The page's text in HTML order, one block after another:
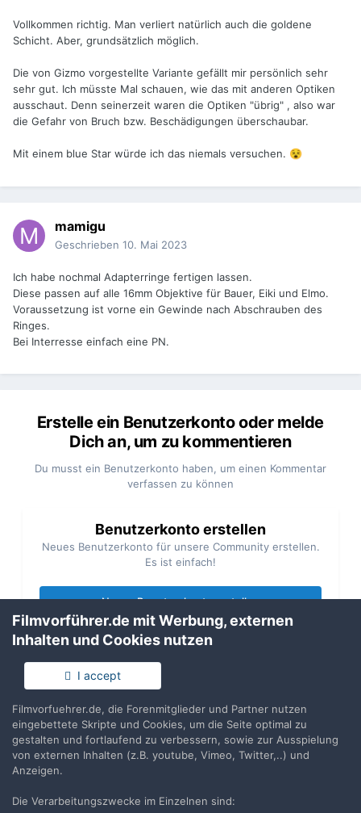
Vollkommen richtig. Man verliert natürlich auch die goldene
Schicht. Aber, grundsätzlich möglich.
Die von Gizmo vorgestellte Variante gefällt mir persönlich sehr
sehr gut. Ich müsste Mal schauen, wie das mit anderen Optiken
ausschaut. Denn seinerzeit waren die Optiken "übrig" , also war
die Gefahr von Bruch bzw. Beschädigungen überschaubar.
Mit einem blue Star würde ich das niemals versuchen. 😵
mamigu
Geschrieben 10. Mai 2023
Ich habe nochmal Adapterringe fertigen lassen.
Diese passen auf alle 16mm Objektive für Bauer, Eiki und Elmo.
Voraussetzung ist vorne ein Gewinde nach Abschrauben des
Ringes.
Bei Interresse einfach eine PN.
Erstelle ein Benutzerkonto oder melde
Dich an, um zu kommentieren
Du musst ein Benutzerkonto haben, um einen Kommentar
verfassen zu können
Benutzerkonto erstellen
Neues Benutzerkonto für unsere Community erstellen.
Es ist einfach!
Neues Benutzerkonto erstellen
Du hast bereits ein Benutzerkonto? Melde Dich hier an.
Jetzt anmelden
Teilen Folgen
Filmvorführer.de mit Werbung, externen
Inhalten und Cookies nutzen
I accept
Filmvorfuehrer.de, die Forenmitglieder und Partner nutzen
eingebettete Skripte und Cookies, um die Seite optimal zu
gestalten und fortlaufend zu verbessern, sowie zur Ausspielung
von externen Inhalten (z.B. youtube, Vimeo, Twitter,..) und
Anzeigen.
Die Verarbeitungszwecke im Einzelnen sind: